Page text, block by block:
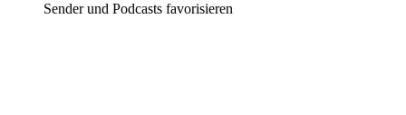
Sender und Podcasts favorisieren